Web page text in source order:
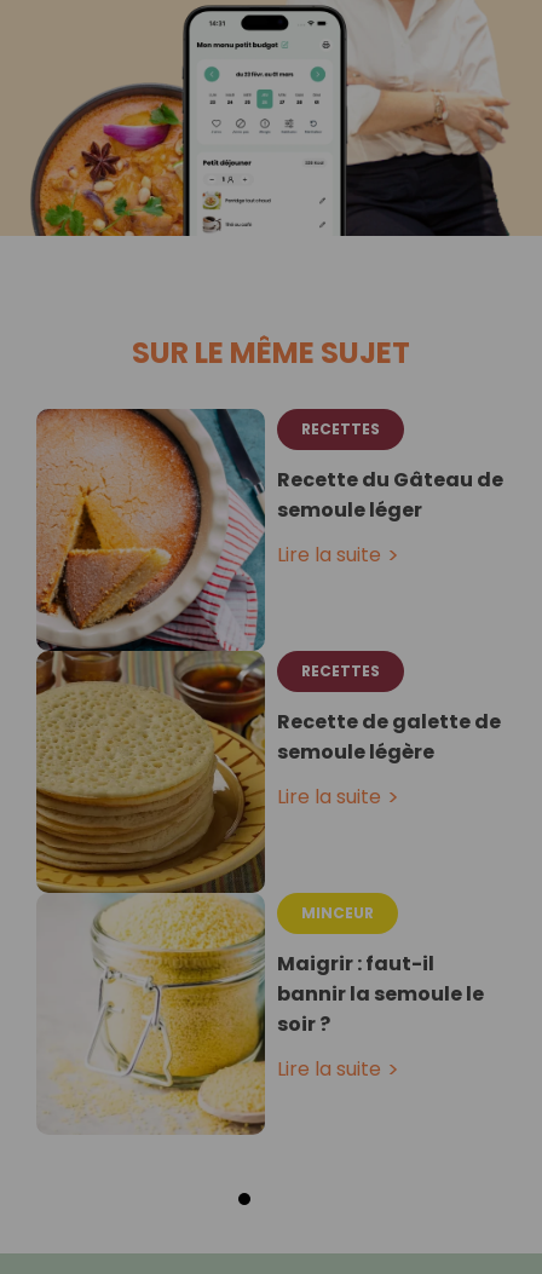
SUR LE MÊME SUJET
RECETTES
Recette du Gâteau de
semoule léger
Lire la suite
RECETTES
Recette de galette de
semoule légère
Lire la suite
MINCEUR
Maigrir : faut-il
bannir la semoule le
soir ?
Lire la suite